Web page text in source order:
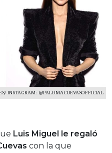
INSTAGRAM: @PALOMACUEVASOFFICIAL
Luis Miguel le regaló
con la que